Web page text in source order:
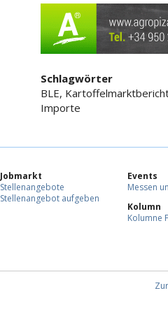
Schlagwörter
BLE,
Importe
Jobmarkt
Stellenangebote
Stellenangebot aufgeben
Events
Messen
Kolumn
Kolumne